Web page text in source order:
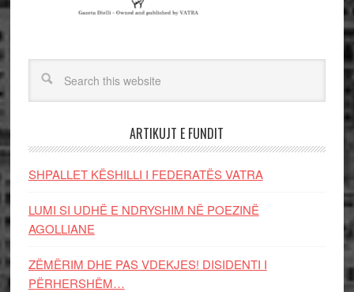
ARTIKUJT E FUNDIT
SHPALLET KËSHILLI I FEDERATËS VATRA
LUMI SI UDHË E NDRYSHIM NË POEZINË
AGOLLIANE
ZËMËRIM DHE PAS VDEKJES! DISIDENTI I
PËRHERSHËM…